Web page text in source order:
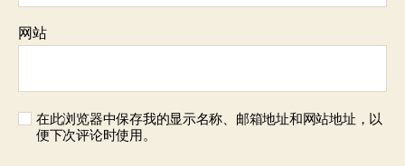
网站
在此浏览器中保存我的显示名称、邮箱地址和网站地址，以
便下次评论时使用。